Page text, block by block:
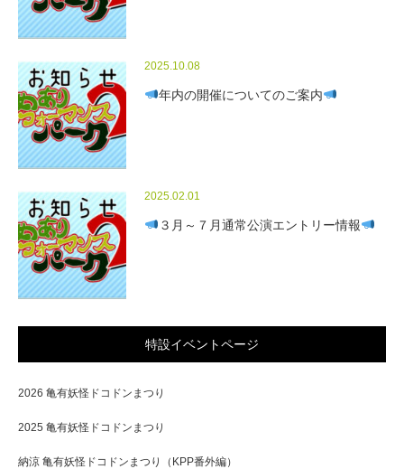
2025.10.08
年内の開催についてのご案内
2025.02.01
３月～７月通常公演エントリー情報
特設イベントページ
2026 亀有妖怪ドコドンまつり
2025 亀有妖怪ドコドンまつり
納涼 亀有妖怪ドコドンまつり（KPP番外編）